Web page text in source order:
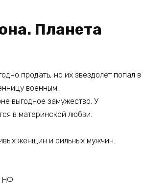
Планета
продать, но их звездолет попал в
военным.
выгодное замужество. У
в материнской любви.
женщин и сильных мужчин.
НФ